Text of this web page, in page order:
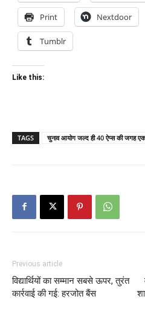
Print Nextdoor
Tumblr
Like this:
TAGS चुनाव आयोग जल्द ही 40 ऐप्स की जगह एक
Previous article
विद्यार्थियों का सम्मान सबसे ऊपर, तुरंत
कार्रवाई की गई: हरजोत बैंस